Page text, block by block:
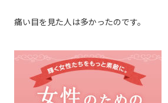
痛い目を見た人は多かったのです。